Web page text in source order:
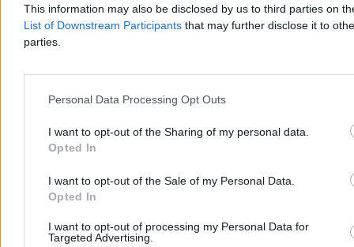
This information may also be disclosed by us to third parties on
List of Downstream Participants that may further disclose it to
parties.
Personal Data Processing Opt Outs
I want to opt-out of the Sharing of my personal data.
Opted In
I want to opt-out of the Sale of my Personal Data.
Opted In
I want to opt-out of processing my Personal Data for
Targeted Advertising.